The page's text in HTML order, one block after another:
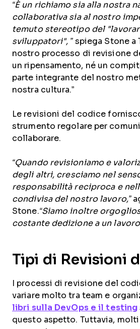
“È un richiamo sia alla nostra
collaborativa sia al nostro
temuto stereotipo del
sviluppatori", ” spiega Stone a
nostro processo di revisione
un ripensamento, né un
parte integrante del nostro
nostra cultura.”
Le revisioni del codice
strumento regolare per
collaborare.
“Quando revisioniamo e
degli altri, cresciamo nel
responsabilità reciproca e
condivisa del nostro lavoro,”
Stone.“Siamo inoltre
costante dedizione a un
Tipi di Revisioni
I processi di revisione del
variare molto tra team e
libri sulla DevOps e il testing
questo aspetto. Tuttavia,